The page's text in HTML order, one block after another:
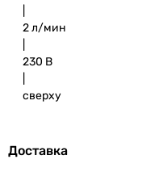
2 л/мин
230 В
сверху
Доставка